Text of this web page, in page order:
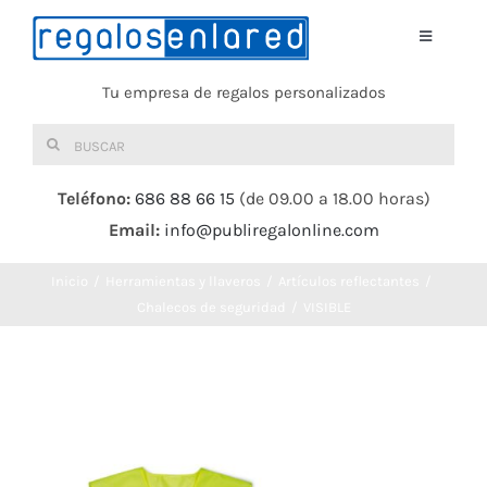
Saltar
Toggle
Tu empresa de regalos personalizados
Buscar:
Teléfono: 686 88 66 15 (de 09.00 a 18.00 horas)
Email: info@publiregalonline.com